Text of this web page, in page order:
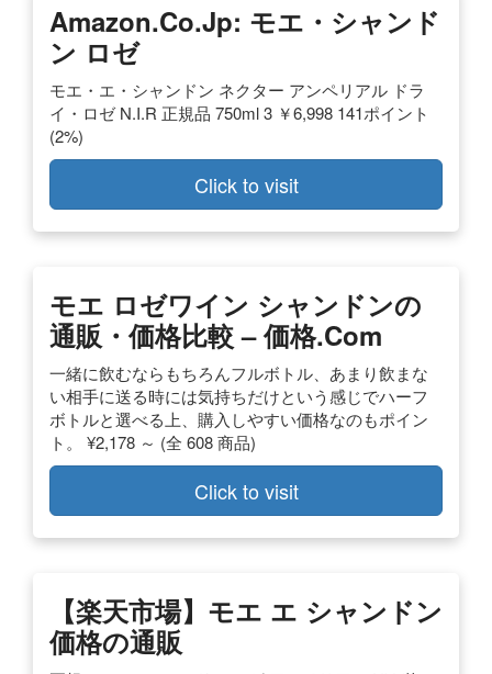
Amazon.co.jp: モエ・シャンド
ン ロゼ
モエ・エ・シャンドン ネクター アンペリアル ドラ
イ・ロゼ N.I.R 正規品 750ml 3 ￥6,998 141ポイント
(2%)
Click to visit
モエ ロゼワイン シャンドンの
通販・価格比較 – 価格.com
一緒に飲むならもちろんフルボトル、あまり飲まな
い相手に送る時には気持ちだけという感じでハーフ
ボトルと選べる上、購入しやすい価格なのもポイン
ト。 ¥2,178 ～ (全 608 商品)
Click to visit
【楽天市場】モエ エ シャンドン
価格の通販